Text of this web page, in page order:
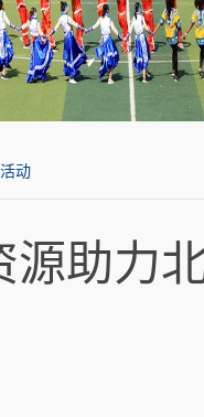
动
源助力